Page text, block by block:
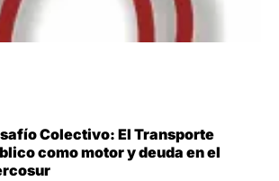
Colectivo: El Transporte
como motor y deuda en el